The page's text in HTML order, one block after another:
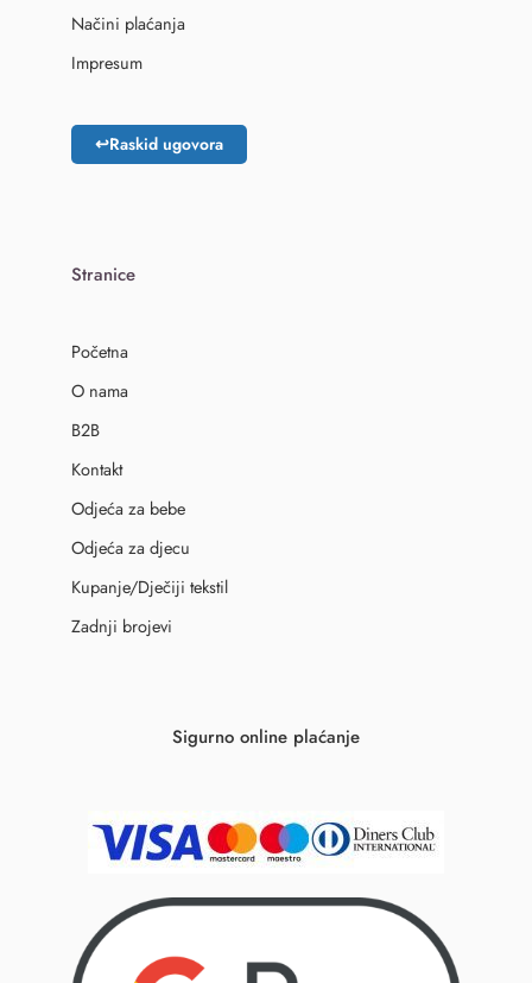
Načini plaćanja
Impresum
↩Raskid ugovora
Stranice
Početna
O nama
B2B
Kontakt
Odjeća za bebe
Odjeća za djecu
Kupanje/Dječiji tekstil
Zadnji brojevi
Sigurno online plaćanje